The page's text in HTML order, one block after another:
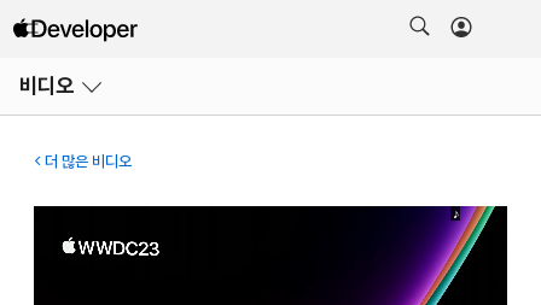
비디오
열기
더 많은 비디오